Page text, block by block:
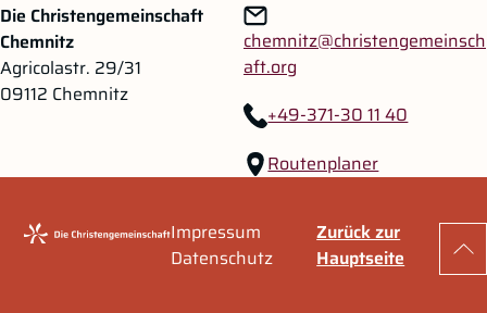
Zum Hauptinhalt springen
Zur Navigation springen
Die Christengemeinschaft
Chemnitz
Agricolastr. 29/31
09112 Chemnitz
chemnitz@christengemeinsch
aft.org
+49-371-30 11 40
Routenplaner
Impressum
Datenschutz
Zurück zur
Hauptseite